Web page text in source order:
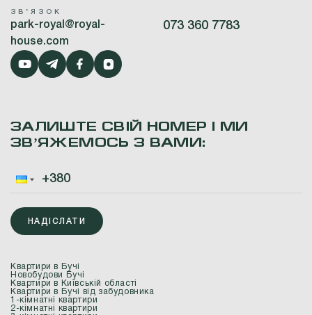
ЗВʼЯЗОК
park-royal@royal-
house.com
073 360 7783
ЗАЛИШТЕ СВІЙ НОМЕР І МИ
ЗВʼЯЖЕМОСЬ З ВАМИ:
НАДІСЛАТИ
Квартири в Бучі
Новобудови Бучі
Квартири в Київській області
Квартири в Бучі від забудовника
1-кімнатні квартири
2-кімнатні квартири